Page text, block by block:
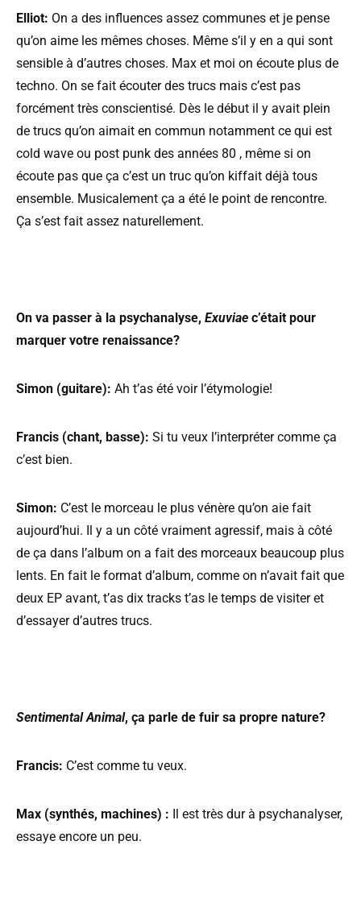
Elliot: On a des influences assez communes et je pense
qu’on aime les mêmes choses. Même s’il y en a qui sont
sensible à d’autres choses. Max et moi on écoute plus de
techno. On se fait écouter des trucs mais c’est pas
forcément très conscientisé. Dès le début il y avait plein
de trucs qu’on aimait en commun notamment ce qui est
cold wave ou post punk des années 80 , même si on
écoute pas que ça c’est un truc qu’on kiffait déjà tous
ensemble. Musicalement ça a été le point de rencontre.
Ça s’est fait assez naturellement.
On va passer à la psychanalyse, Exuviae c’était pour
marquer votre renaissance?
Simon (guitare): Ah t’as été voir l’étymologie!
Francis (chant, basse): Si tu veux l’interpréter comme ça
c’est bien.
Simon: C’est le morceau le plus vénère qu’on aie fait
aujourd’hui. Il y a un côté vraiment agressif, mais à côté
de ça dans l’album on a fait des morceaux beaucoup plus
lents. En fait le format d’album, comme on n’avait fait que
deux EP avant, t’as dix tracks t’as le temps de visiter et
d’essayer d’autres trucs.
Sentimental Animal, ça parle de fuir sa propre nature?
Francis: C’est comme tu veux.
Max (synthés, machines) : Il est très dur à psychanalyser,
essaye encore un peu.